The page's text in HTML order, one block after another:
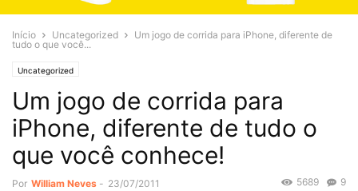
Início Uncategorized
Um jogo de corrida para iPhone, diferente de
tudo o que você...
Uncategorized
Um jogo de corrida para
iPhone, diferente de tudo o
que você conhece!
Por William Neves - 23/07/2011 9
5689